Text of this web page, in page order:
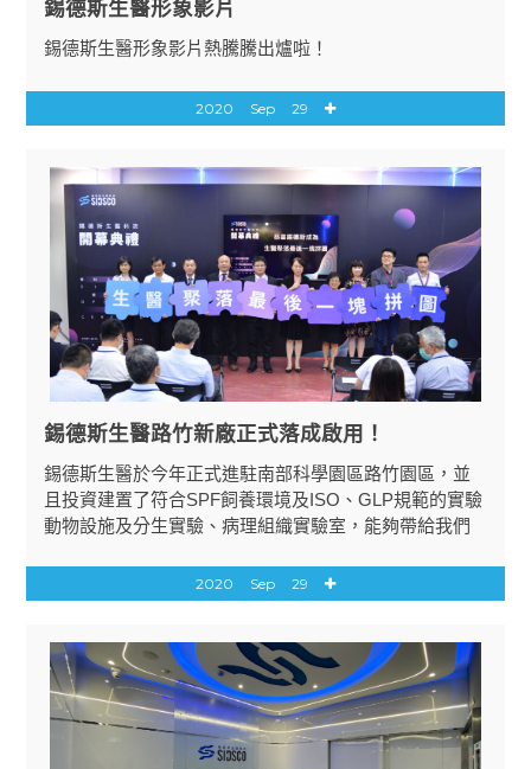
錫德斯生醫形象影片
錫德斯生醫形象影片熱騰騰出爐啦！
2020 Sep 29
錫德斯生醫路竹新廠正式落成啟用！
錫德斯生醫於今年正式進駐南部科學園區路竹園區，並
且投資建置了符合SPF飼養環境及ISO、GLP規範的實驗
動物設施及分生實驗、病理組織實驗室，能夠帶給我們
2020 Sep 29